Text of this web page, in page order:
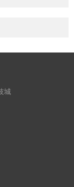
城